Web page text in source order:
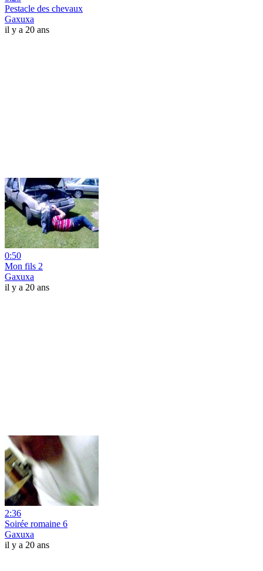
Pestacle des chevaux
Gaxuxa
il y a 20 ans
0:50
Mon fils 2
Gaxuxa
il y a 20 ans
2:36
Soirée romaine 6
Gaxuxa
il y a 20 ans